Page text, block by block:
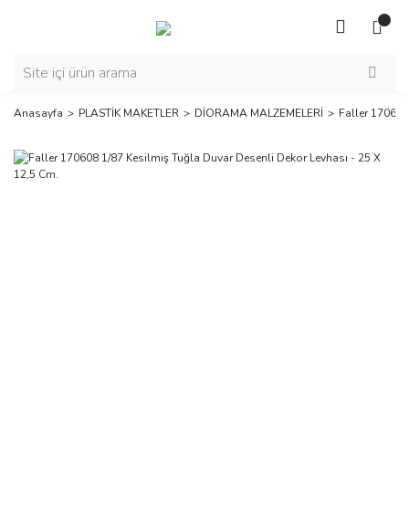
Anasayfa PLASTİK MAKETLER DİORAMA MALZEMELERİ Faller